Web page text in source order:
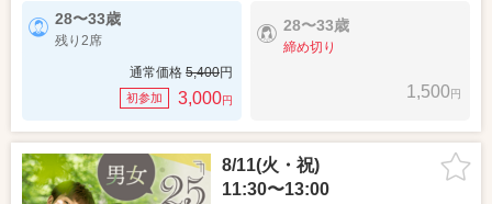
28〜33歳
残り2席
通常価格 5,400円
初参加 3,000円
28〜33歳
締め切り
1,500円
8/11(火・祝)
11:30〜13:00